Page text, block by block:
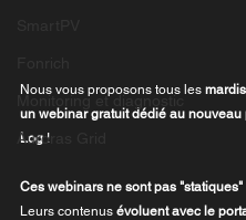
Monitoring et diagnostic
Auroras Grid
Nous vous proposons tous les
un webinar gratuit dédié au nouveau
Log !
Ces webinars ne sont pas "statiques"
Leurs contenus évoluent avec le